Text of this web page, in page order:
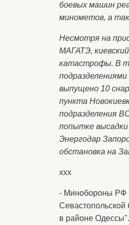
боевых машин
минометов, а
Несмотря на
МАГАТЭ,
катастрофы. В
выпущено 10
пункта
подразделения
попытке высадки
Энергодар
обстановка на
ххх
- Минобороны РФ
Севастопольской
в районе